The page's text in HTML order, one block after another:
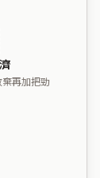
再加把勁